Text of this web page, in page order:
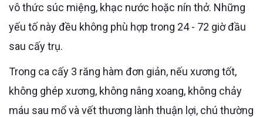
vô thức súc miệng, khạc nước hoặc nín thở. Những
yếu tố này đều không phù hợp trong 24 - 72 giờ đầu
sau cấy trụ.
Trong ca cấy 3 răng hàm đơn giản, nếu xương tốt,
không ghép xương, không nâng xoang, không chảy
máu sau mổ và vết thương lành thuận lợi, chú thường